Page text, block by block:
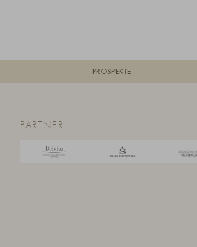
PROSPEKTE
PARTNER